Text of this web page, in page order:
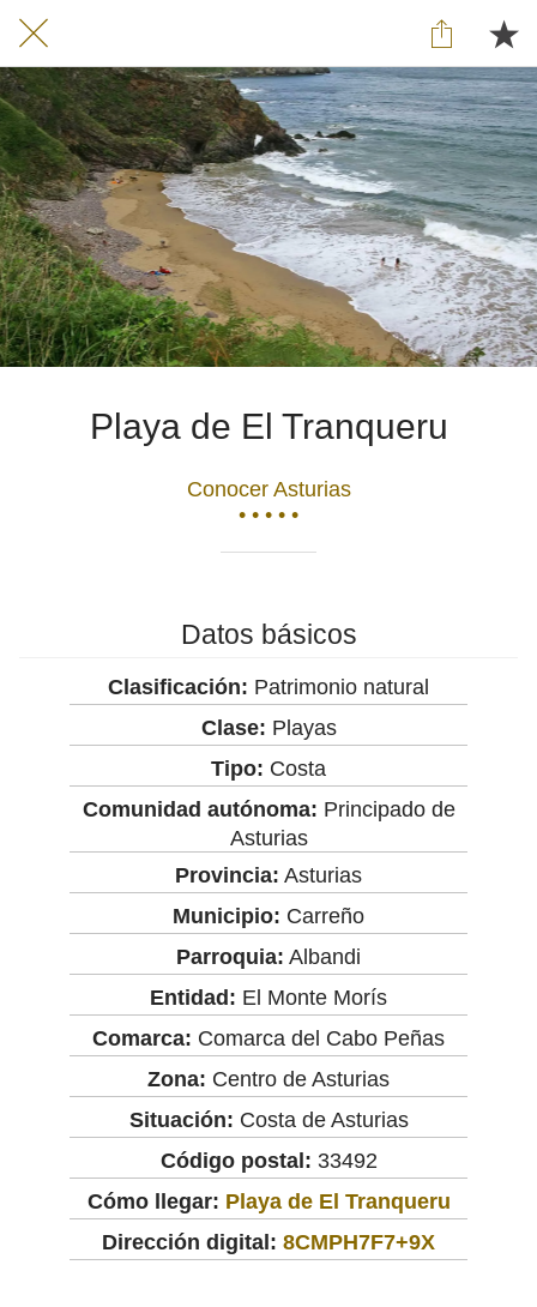
Playa de El Tranqueru
Conocer Asturias
• • • • •
Datos básicos
Clasificación: Patrimonio natural
Clase: Playas
Tipo: Costa
Comunidad autónoma: Principado de
Asturias
Provincia: Asturias
Municipio: Carreño
Parroquia: Albandi
Entidad: El Monte Morís
Comarca: Comarca del Cabo Peñas
Zona: Centro de Asturias
Situación: Costa de Asturias
Código postal: 33492
Cómo llegar: Playa de El Tranqueru
Dirección digital: 8CMPH7F7+9X